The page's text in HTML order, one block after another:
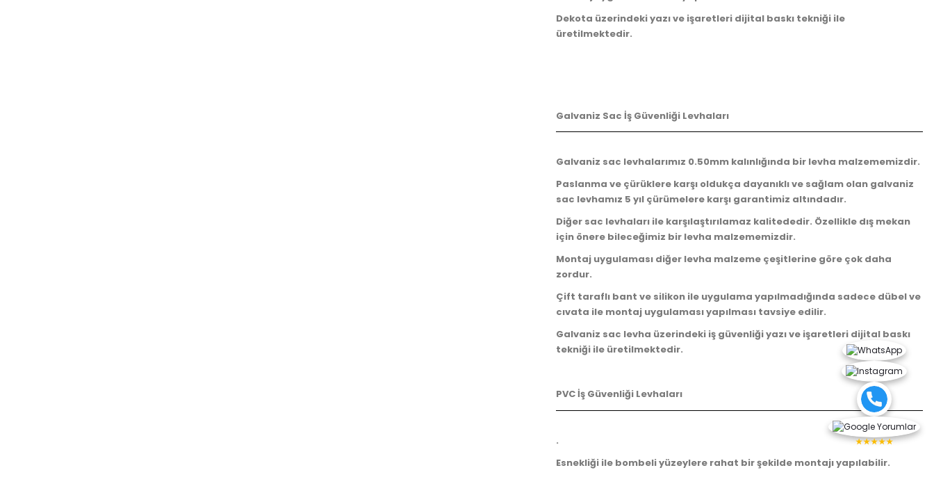
Dekota üzerindeki yazı ve işaretleri dijital baskı tekniği ile
üretilmektedir.
Galvaniz Sac İş Güvenliği Levhaları
Galvaniz sac levhalarımız 0.50mm kalınlığında bir levha malzememizdir.
Paslanma ve çürüklere karşı oldukça dayanıklı ve sağlam olan galvaniz
sac levhamız 5 yıl çürümelere karşı garantimiz altındadır.
Diğer sac levhaları ile karşılaştırılamaz kalitededir. Özellikle dış mekan
için önere bileceğimiz bir levha malzememizdir.
Montaj uygulaması diğer levha malzeme çeşitlerine göre çok daha
zordur.
Çift taraflı bant ve silikon ile uygulama yapılmadığında sadece dübel ve
cıvata ile montaj uygulaması yapılması tavsiye edilir.
Galvaniz sac levha üzerindeki iş güvenliği yazı ve işaretleri dijital baskı
tekniği ile üretilmektedir.
PVC İş Güvenliği Levhaları
.
Esnekliği ile bombeli yüzeylere rahat bir şekilde montajı yapılabilir.
★★★★★